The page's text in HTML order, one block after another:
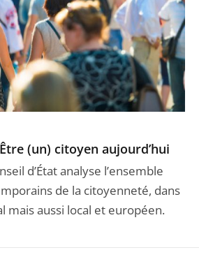
(un) citoyen aujourd’hui
d’État analyse l’ensemble
de la citoyenneté, dans
mais aussi local et européen.